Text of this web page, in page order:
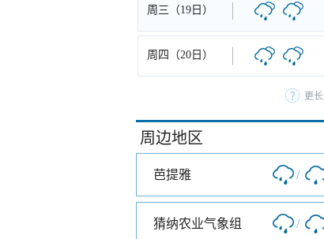
周三（19日）
周四（20日）
更
周边地区
芭提雅 /
猜纳农业气象组 /